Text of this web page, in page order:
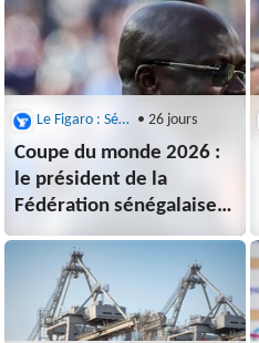
Le Figaro : Sénégal • 26 jours
Coupe du monde 2026 :
le président de la
Fédération sénégalaise
décrit un climat délétère
autour de l'équipe